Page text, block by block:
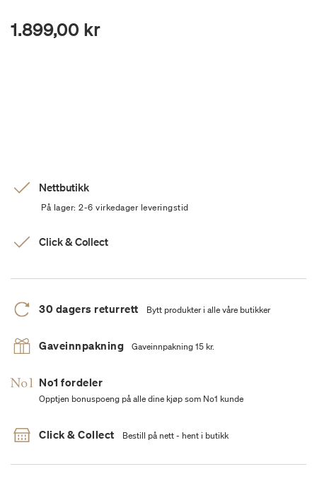
1.899,00 kr
Nettbutikk
På lager: 2-6 virkedager leveringstid
Click & Collect
30 dagers returrett Bytt produkter i alle våre butikker
Gaveinnpakning Gaveinnpakning 15 kr.
No1 fordeler
Opptjen bonuspoeng på alle dine kjøp som No1 kunde
Click & Collect Bestill på nett - hent i butikk